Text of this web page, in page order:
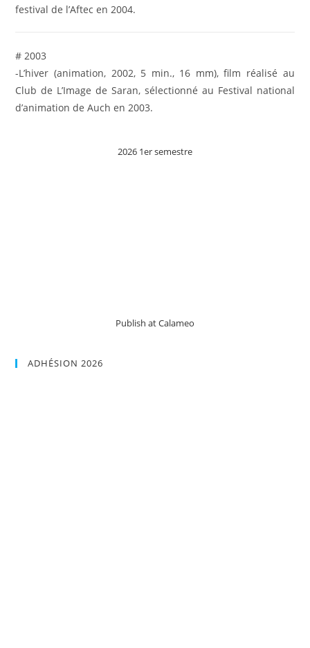
festival de l’Aftec en 2004.
# 2003
-L’hiver (animation, 2002, 5 min., 16 mm), film réalisé au
Club de L’Image de Saran, sélectionné au Festival national
d’animation de Auch en 2003.
2026 1er semestre
Publish at Calameo
ADHÉSION 2026